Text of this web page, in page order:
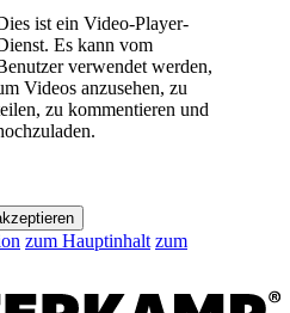
ist ein Video-Player-
Es kann vom
verwendet werden,
Videos anzusehen, zu
zu kommentieren und
zum Hauptinhalt zum